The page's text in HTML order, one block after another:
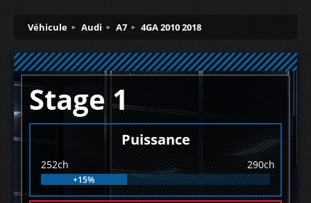
Véhicule Audi A7 4GA 2010 2018
Stage 1
Puissance
252ch 290ch
+15%